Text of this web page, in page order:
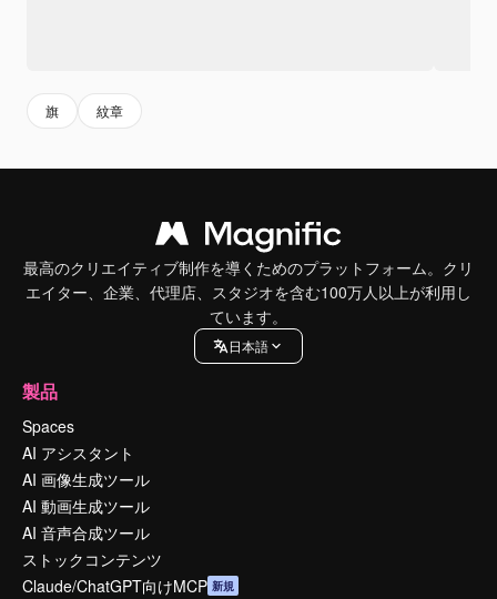
旗 紋章
最高のクリエイティブ制作を導くためのプラットフォーム。クリ
エイター、企業、代理店、スタジオを含む100万人以上が利用し
ています。
日本語
製品
Spaces
AI アシスタント
AI 画像生成ツール
AI 動画生成ツール
AI 音声合成ツール
ストックコンテンツ
Claude/ChatGPT向けMCP 新規